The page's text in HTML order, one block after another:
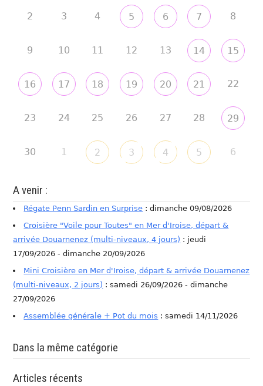
2 3 4 5 6 7 8
9 10 11 12 13 14 15
16 17 18 19 20 21 22
23 24 25 26 27 28 29
30 1 2 3 4 5 6
A venir :
Régate Penn Sardin en Surprise : dimanche 09/08/2026
Croisière "Voile pour Toutes" en Mer d'Iroise, départ &
arrivée Douarnenez (multi-niveaux, 4 jours) : jeudi
17/09/2026 - dimanche 20/09/2026
Mini Croisière en Mer d'Iroise, départ & arrivée Douarnenez
(multi-niveaux, 2 jours) : samedi 26/09/2026 - dimanche
27/09/2026
Assemblée générale + Pot du mois : samedi 14/11/2026
Dans la même catégorie
Articles récents